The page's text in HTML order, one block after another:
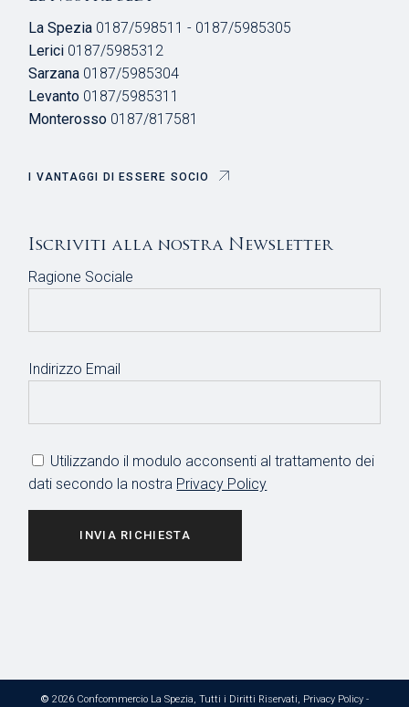
La Spezia 0187/598511 - 0187/5985305
Lerici 0187/5985312
Sarzana 0187/5985304
Levanto 0187/5985311
Monterosso 0187/817581
I VANTAGGI DI ESSERE SOCIO
Iscriviti alla nostra Newsletter
Ragione Sociale
Indirizzo Email
Utilizzando il modulo acconsenti al trattamento dei
dati secondo la nostra Privacy Policy
INVIA RICHIESTA
© 2026 Confcommercio La Spezia, Tutti i Diritti Riservati, Privacy Policy-